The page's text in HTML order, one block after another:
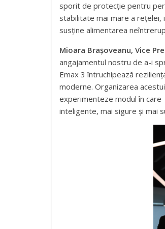
sporit de protecție pentru
stabilitate mai mare a rețelei,
susține alimentarea
Mioara Brașoveanu, Vice
angajamentul nostru de a-i
Emax 3 întruchipează
moderne. Organizarea
experimenteze modul în care
inteligente, mai sigure și mai